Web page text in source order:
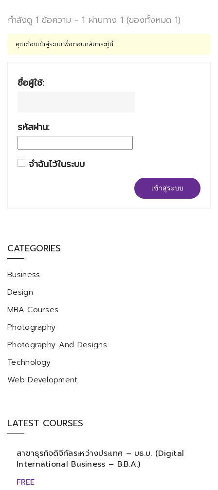
กำลังดู 1 ข้อความ - 1 ผ่านทาง 1 (ของทั้งหมด 1)
คุณต้องเข้าสู่ระบบเพื่อตอบกลับกระทู้นี้
ชื่อผู้ใช้:
รหัสผ่าน:
จำฉันไว้ในระบบ
เข้าสู่ระบบ
CATEGORIES
Business
Design
MBA Courses
Photography
Photography And Designs
Technology
Web Development
LATEST COURSES
สาขาธุรกิจดิจิทัลระหว่างประเทศ – บธ.บ. (Digital
International Business – B.B.A.)
FREE